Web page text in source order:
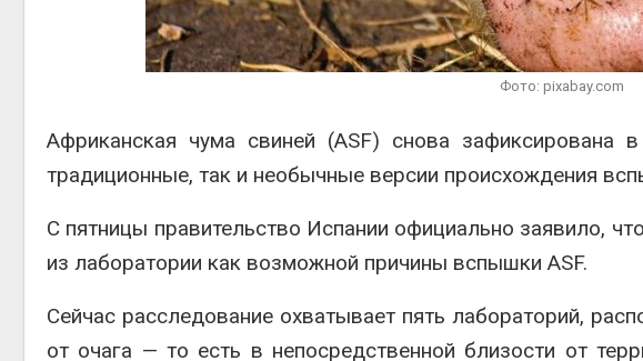
Фото: pixabay.com
Африканская чума свиней (ASF) снова
традиционные, так и необычные версии происхождения
С пятницы правительство Испании официально заявило,
из лаборатории как возможной причины вспышки ASF.
Сейчас расследование охватывает пять лабораторий,
от очага — то есть в непосредственной близости от
вторсырья
Авг 6, 2026
Учёные предложили
ветра
перед
Авг 7, 2026
Ozon
помощи
Авг 7, 2026